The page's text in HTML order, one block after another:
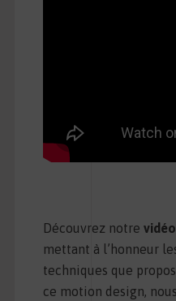
Découvrez notre
mettant à l’honneur
techniques que
ce motion design,